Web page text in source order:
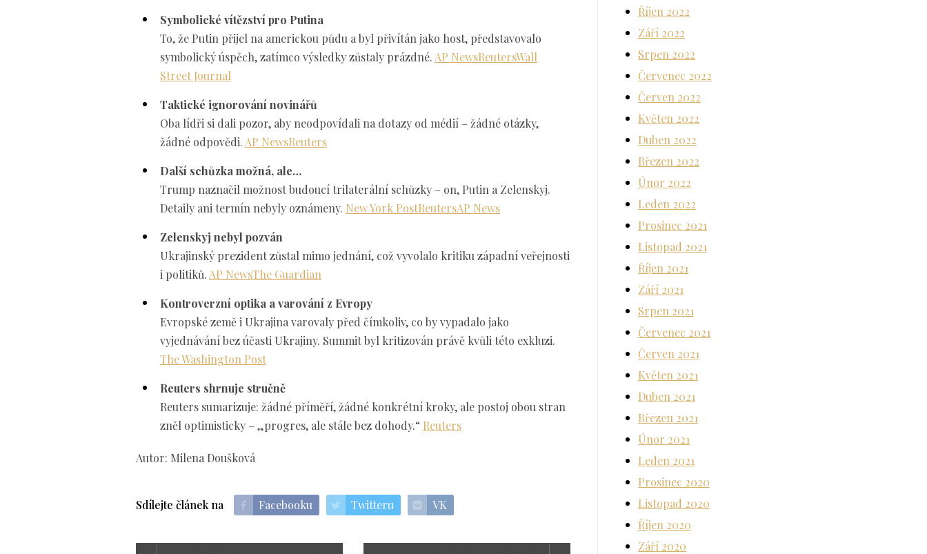
Symbolické vítězství pro Putina
To, že Putin přijel na americkou půdu a byl přivítán jako host, představovalo
symbolický úspěch, zatímco výsledky zůstaly prázdné. AP NewsReutersWall
Street Journal
Taktické ignorování novinářů
Oba lídři si dali pozor, aby neodpovídali na dotazy od médií – žádné otázky,
žádné odpovědi. AP NewsReuters
Další schůzka možná, ale…
Trump naznačil možnost budoucí trilaterální schůzky – on, Putin a Zelenskyj.
Detaily ani termín nebyly oznámeny. New York PostReutersAP News
Zelenskyj nebyl pozván
Ukrajinský prezident zůstal mimo jednání, což vyvolalo kritiku západní veřejnosti
i politiků. AP NewsThe Guardian
Kontroverzní optika a varování z Evropy
Evropské země i Ukrajina varovaly před čímkoliv, co by vypadalo jako
vyjednávání bez účasti Ukrajiny. Summit byl kritizován právě kvůli této exkluzi.
The Washington Post
Reuters shrnuje stručně
Reuters sumarizuje: žádné příměří, žádné konkrétní kroky, ale postoj obou stran
zněl optimisticky – „progres, ale stále bez dohody.“ Reuters
Autor: Milena Doušková
Sdílejte článek na Facebooku Twitteru VK
Říjen 2022
Září 2022
Srpen 2022
Červenec 2022
Červen 2022
Květen 2022
Duben 2022
Březen 2022
Únor 2022
Leden 2022
Prosinec 2021
Listopad 2021
Říjen 2021
Září 2021
Srpen 2021
Červenec 2021
Červen 2021
Květen 2021
Duben 2021
Březen 2021
Únor 2021
Leden 2021
Prosinec 2020
Listopad 2020
Říjen 2020
Září 2020